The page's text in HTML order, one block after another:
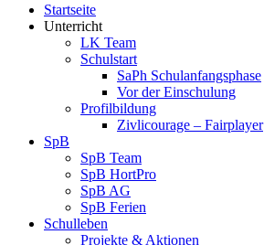
Startseite
Unterricht
LK Team
Schulstart
SaPh Schulanfangsphase
Vor der Einschulung
Profilbildung
Zivlicourage – Fairplayer
SpB
SpB Team
SpB HortPro
SpB AG
SpB Ferien
Schulleben
Projekte & Aktionen